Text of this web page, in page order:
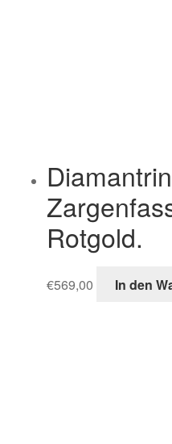
Rotgold.
€569,00 In den